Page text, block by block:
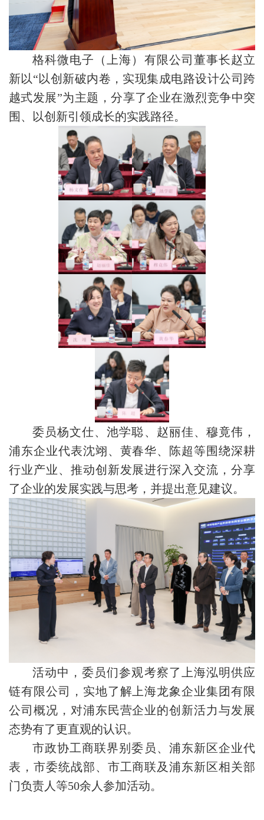
格科微电子（上海）有限公司董事长赵立
新以“以创新破内卷，实现集成电路设计公司跨
越式发展”为主题，分享了企业在激烈竞争中突
围、以创新引领成长的实践路径。
委员杨文仕、池学聪、赵丽佳、穆竟伟，
浦东企业代表沈翊、黄春华、陈超等围绕深耕
行业产业、推动创新发展进行深入交流，分享
了企业的发展实践与思考，并提出意见建议。
活动中，委员们参观考察了上海泓明供应
链有限公司，实地了解上海龙象企业集团有限
公司概况，对浦东民营企业的创新活力与发展
态势有了更直观的认识。
市政协工商联界别委员、浦东新区企业代
表，市委统战部、市工商联及浦东新区相关部
门负责人等50余人参加活动。